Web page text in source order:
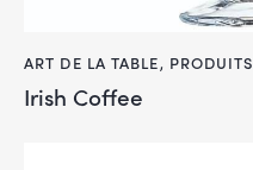
ART DE LA TABLE, PRODUITS
Irish Coffee